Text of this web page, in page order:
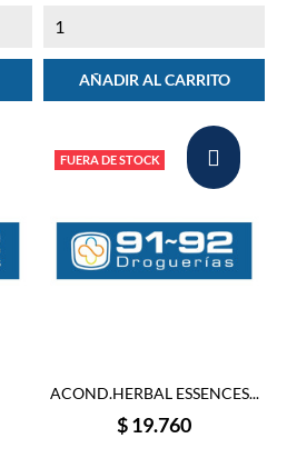
AÑADIR AL CARRITO
ACOND.HERBAL ESSENCES...
Precio
$ 19.760
FUERA DE STOCK